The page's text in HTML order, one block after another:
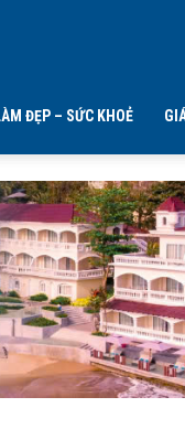
ĐẸP – SỨC KHOẺ